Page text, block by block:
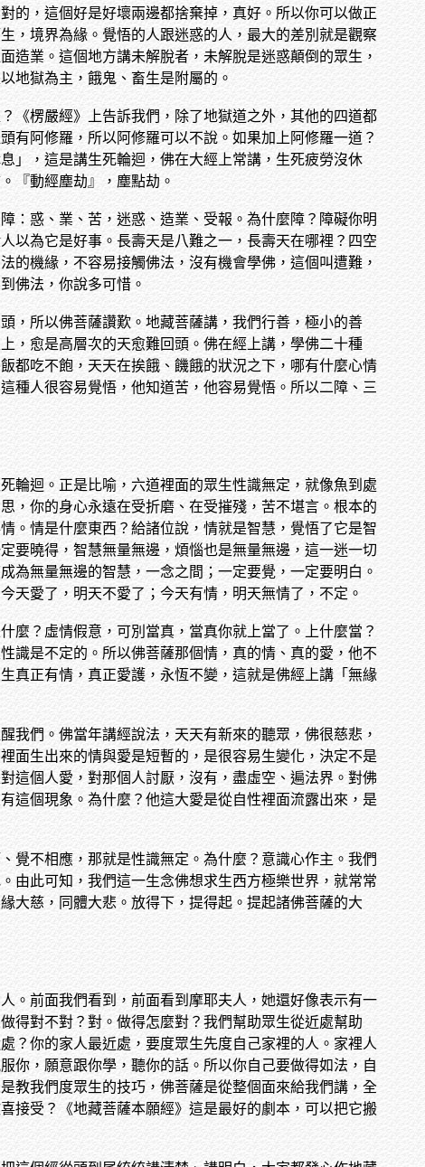
的，這個好是好壞兩邊都捨棄掉，真好。所以你可以做正
，境界為緣。覺悟的人跟迷惑的人，最大的差別就是觀察
造業。這個地方講未解脫者，未解脫是迷惑顛倒的眾生，
地獄為主，餓鬼、畜生是附屬的。
《楞嚴經》上告訴我們，除了地獄道之外，其他的四道都
有阿修羅，所以阿修羅可以不說。如果加上阿修羅一道？
」，這是講生死輪迴，佛在大經上常講，生死疲勞沒休
『動經塵劫』，塵點劫。
：惑、業、苦，迷惑、造業、受報。為什麼障？障礙你明
以為它是好事。長壽天是八難之一，長壽天在哪裡？四空
的機緣，不容易接觸佛法，沒有機會學佛，這個叫遭難，
佛法，你說多可惜。
，所以佛菩薩讚歎。地藏菩薩講，我們行善，極小的善
，愈是高層次的天愈難回頭。佛在經上講，學佛二十種
都吃不飽，天天在挨餓、饑餓的狀況之下，哪有什麼心情
種人很容易覺悟，他知道苦，他容易覺悟。所以二障、三
輪迴。正是比喻，六道裡面的眾生性識無定，就像魚到處
，你的身心永遠在受折磨、在受摧殘，苦不堪言。根本的
。情是什麼東西？給諸位說，情就是智慧，覺悟了它是智
要曉得，智慧無量無邊，煩惱也是無量無邊，這一迷一切
為無量無邊的智慧，一念之間；一定要覺，一定要明白。
天愛了，明天不愛了；今天有情，明天無情了，不定。
麼？虛情假意，可別當真，當真你就上當了。上什麼當？
識是不定的。所以佛菩薩那個情，真的情、真的愛，他不
真正有情，真正愛護，永恆不變，這就是佛經上講「無緣
我們。佛當年講經說法，天天有新來的聽眾，佛很慈悲，
面生出來的情與愛是短暫的，是很容易生變化，決定不是
這個人愛，對那個人討厭，沒有，盡虛空、遍法界。對佛
這個現象。為什麼？他這大愛是從自性裡面流露出來，是
覺不相應，那就是性識無定。為什麼？意識心作主。我們
由此可知，我們這一生念佛想求生西方極樂世界，就常常
大慈，同體大悲。放得下，提得起。提起諸佛菩薩的大
。前面我們看到，前面看到摩耶夫人，她還好像表示有一
得對不對？對。做得怎麼對？我們幫助眾生從近處幫助
？你的家人最近處，要度眾生先度自己家裡的人。家裡人
你，願意跟你學，聽你的話。所以你自己要做得如法，自
教我們度眾生的技巧，佛菩薩是從整個面來給我們講，全
接受？《地藏菩薩本願經》這是最好的劇本，可以把它搬